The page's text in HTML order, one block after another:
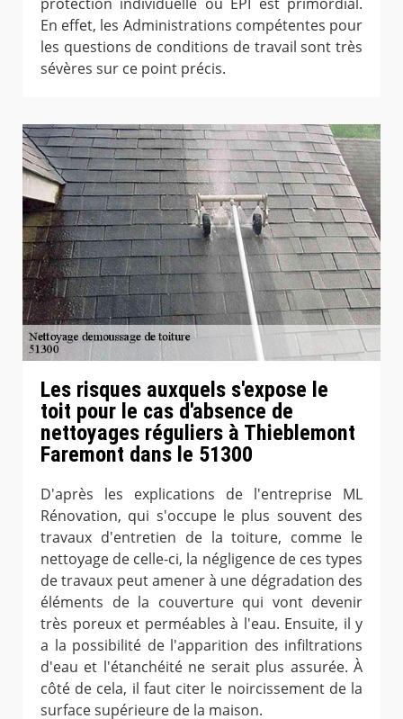
En effet, les Administrations compétentes pour
les questions de conditions de travail sont très
sévères sur ce point précis.
Les risques auxquels s'expose le
toit pour le cas d'absence de
nettoyages réguliers à Thieblemont
Faremont dans le 51300
D'après les explications de l'entreprise ML
Rénovation, qui s'occupe le plus souvent des
travaux d'entretien de la toiture, comme le
nettoyage de celle-ci, la négligence de ces types
de travaux peut amener à une dégradation des
éléments de la couverture qui vont devenir
très poreux et perméables à l'eau. Ensuite, il y
a la possibilité de l'apparition des infiltrations
d'eau et l'étanchéité ne serait plus assurée. À
côté de cela, il faut citer le noircissement de la
surface supérieure de la maison.